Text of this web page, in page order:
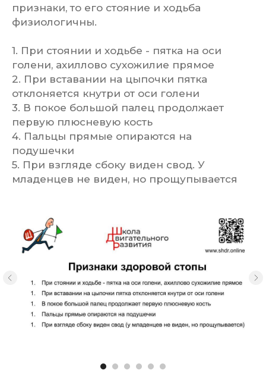
признаки, то его стояние и ходьба
физиологичны.
1. При стоянии и ходьбе - пятка на оси
голени, ахиллово сухожилие прямое
2. При вставании на цыпочки пятка
отклоняется кнутри от оси голени
3. В покое большой палец продолжает
первую плюсневую кость
4. Пальцы прямые опираются на
подушечки
5. При взгляде сбоку виден свод. У
младенцев не виден, но прощупывается